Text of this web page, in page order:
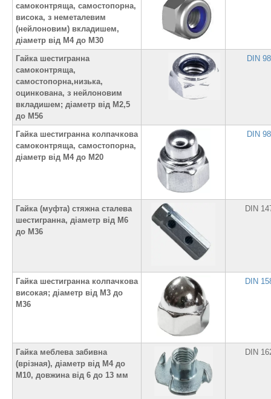
самоконтряща, самостопорна,
висока, з неметалевим
(нейлоновим) вкладишем,
діаметр від М4 до М30
Гайка шестигранна
самоконтряща,
самостопорна,низька,
оцинкована, з нейлоновим
вкладишем; діаметр від М2,5
до М56
DIN
Гайка шестигранна колпачкова
самоконтряща, самостопорна,
діаметр від М4 до М20
DIN
Гайка (муфта) стяжна сталева
шестигранна, діаметр від М6
до М36
DIN
Гайка шестигранна колпачкова
високая; діаметр від М3 до
М36
DIN
Гайка меблева забивна
(врізная), діаметр від М4 до
М10, довжина від 6 до 13 мм
DIN